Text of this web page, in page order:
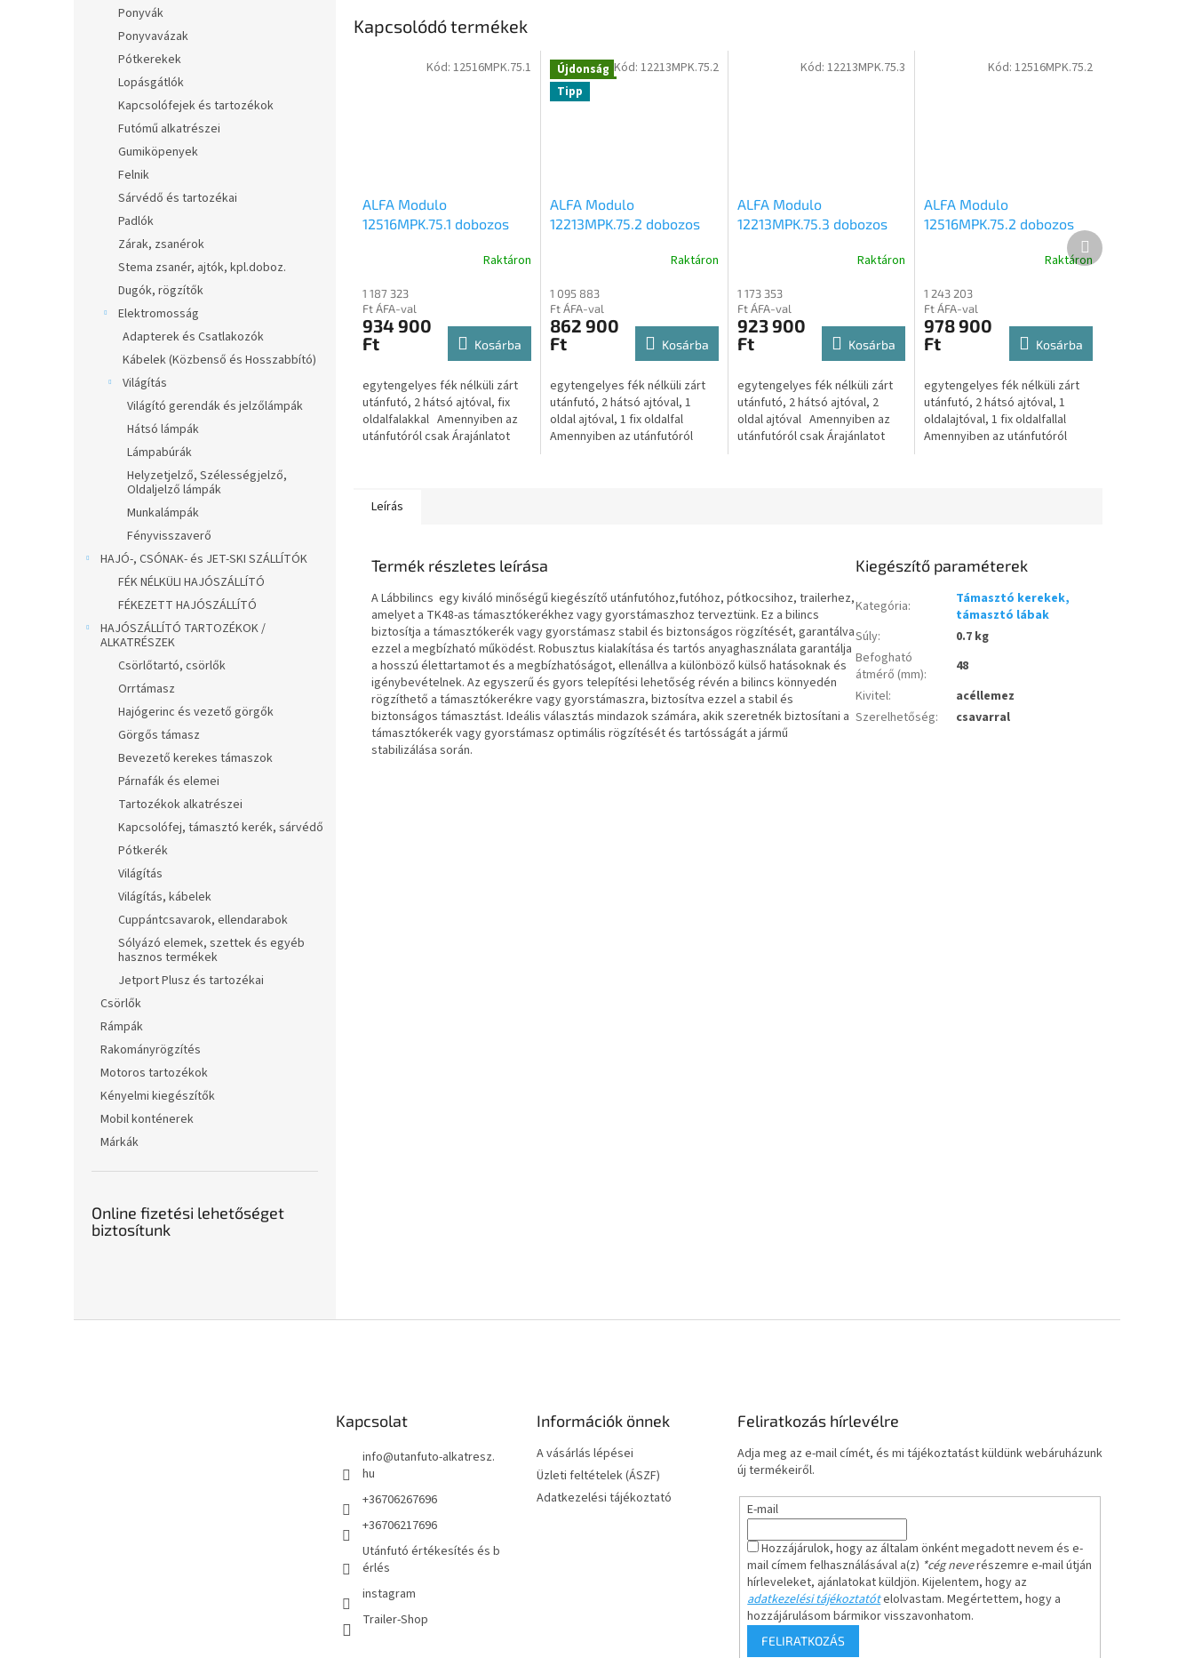
Ponyvák
Ponyvavázak
Pótkerekek
Lopásgátlók
Kapcsolófejek és tartozékok
Futómű alkatrészei
Gumiköpenyek
Felnik
Sárvédő és tartozékai
Padlók
Zárak, zsanérok
Stema zsanér, ajtók, kpl.doboz.
Dugók, rögzítők
Elektromosság
Adapterek és Csatlakozók
Kábelek (Közbenső és Hosszabbító)
Világítás
Világító gerendák és jelzőlámpák
Hátsó lámpák
Lámpabúrák
Helyzetjelző, Szélességjelző,
Oldaljelző lámpák
Munkalámpák
Fényvisszaverő
HAJÓ-, CSÓNAK- és JET-SKI SZÁLLÍTÓK
FÉK NÉLKÜLI HAJÓSZÁLLÍTÓ
FÉKEZETT HAJÓSZÁLLÍTÓ
HAJÓSZÁLLÍTÓ TARTOZÉKOK /
ALKATRÉSZEK
Csörlőtartó, csörlők
Orrtámasz
Hajógerinc és vezető görgők
Görgős támasz
Bevezető kerekes támaszok
Párnafák és elemei
Tartozékok alkatrészei
Kapcsolófej, támasztó kerék, sárvédő
Pótkerék
Világítás
Világítás, kábelek
Cuppántcsavarok, ellendarabok
Sólyázó elemek, szettek és egyéb
hasznos termékek
Jetport Plusz és tartozékai
Csörlők
Rámpák
Rakományrögzítés
Motoros tartozékok
Kényelmi kiegészítők
Mobil konténerek
Márkák
Online fizetési lehetőséget
biztosítunk
Kapcsolódó termékek
ALFA Modulo
12516MPK.75.1 dobozos
Sz:1,56 x M:1,4m méretű,
utánfutó, 2 hátsó ajtóval,
fix oldalfalakkal
Raktáron
1 187 323
Ft ÁFA-val
934 900
Ft
Kosárba
egytengelyes fék nélküli zárt
utánfutó, 2 hátsó ajtóval, fix
oldalfalakkal Amennyiben az
utánfutóról csak Árajánlatot
Kód: 12516MPK.75.1
Újdonság
Tipp
ALFA Modulo
12213MPK.75.2 dobozos
SZ:1,32 x M:1,38m méretű,
utánfutó, 2 hátsó ajtóval,
1 oldal ajtóval, 1 fix
oldalfal
Raktáron
1 095 883
Ft ÁFA-val
862 900
Ft
Kosárba
egytengelyes fék nélküli zárt
utánfutó, 2 hátsó ajtóval, 1
oldal ajtóval, 1 fix oldalfal
Amennyiben az utánfutóról
Kód: 12213MPK.75.2
ALFA Modulo
12213MPK.75.3 dobozos
Sz:1,32 x M:1,38m méretű,
utánfutó, 2 hátsó ajtóval,
2 oldal ajtóval
Raktáron
1 173 353
Ft ÁFA-val
923 900
Ft
Kosárba
egytengelyes fék nélküli zárt
utánfutó, 2 hátsó ajtóval, 2
oldal ajtóval Amennyiben az
utánfutóról csak Árajánlatot
Kód:12213MPK.75.3
ALFA Modulo
12516MPK.75.2 dobozos
Sz:1,56 x M:1,4m méretű,
utánfutó, 2 hátsó ajtóval,
1 oldalajtóval, 1 fix
oldalfallal
Raktáron
1 243 203
Ft ÁFA-val
978 900
Ft
Kosárba
egytengelyes fék nélküli zárt
utánfutó, 2 hátsó ajtóval, 1
oldalajtóval, 1 fix oldalfallal
Amennyiben az utánfutóról
Kód: 12516MPK.75.2
Következő
termék
Leírás
Termék részletes leírása
A Lábbilincs egy kiváló minőségű kiegészítő utánfutóhoz,futóhoz, pótkocsihoz, trailerhez,
amelyet a TK48-as támasztókerékhez vagy gyorstámaszhoz terveztünk. Ez a bilincs
biztosítja a támasztókerék vagy gyorstámasz stabil és biztonságos rögzítését, garantálva
ezzel a megbízható működést. Robusztus kialakítása és tartós anyaghasználata garantálja
a hosszú élettartamot és a megbízhatóságot, ellenállva a különböző külső hatásoknak és
igénybevételnek. Az egyszerű és gyors telepítési lehetőség révén a bilincs könnyedén
rögzíthető a támasztókerékre vagy gyorstámaszra, biztosítva ezzel a stabil és
biztonságos támasztást. Ideális választás mindazok számára, akik szeretnék biztosítani a
támasztókerék vagy gyorstámasz optimális rögzítését és tartósságát a jármű
stabilizálása során.
Kiegészítő paraméterek
Kategória:
Támasztó kerekek,
támasztó lábak
Súly:
0.7 kg
Befogható
átmérő (mm):
48
Kivitel:
acéllemez
Szerelhetőség: csavarral
Kapcsolat
info@utanfuto-alkatresz.
hu
+36706267696
+36706217696
Utánfutó értékesítés és b
érlés
instagram
Trailer-Shop
Információk önnek
A vásárlás lépései
Üzleti feltételek (ÁSZF)
Adatkezelési tájékoztató
Feliratkozás hírlevélre
Adja meg az e-mail címét, és mi tájékoztatást küldünk webáruházunk
új termékeiről.
E-mail
Hozzájárulok, hogy az általam önként megadott nevem és e-
mail címem felhasználásával a(z) *cég neverészemre e-mail útján
hírleveleket, ajánlatokat küldjön. Kijelentem, hogy az
adatkezelési tájékoztatótelolvastam. Megértettem, hogy a
hozzájárulásom bármikor visszavonhatom.
FELIRATKOZÁS